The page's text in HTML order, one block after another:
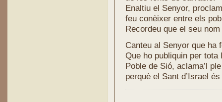
Enaltiu el Senyor,
feu conèixer entre els
Recordeu que el seu
Canteu al Senyor que ha
Que ho publiquin per
Poble de Sió, aclama’l
perquè el Sant d’Israel